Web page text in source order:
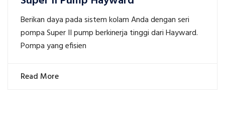
Berikan daya pada sistem kolam Anda dengan seri
pompa Super II pump berkinerja tinggi dari Hayward.
Pompa yang efisien
Read More